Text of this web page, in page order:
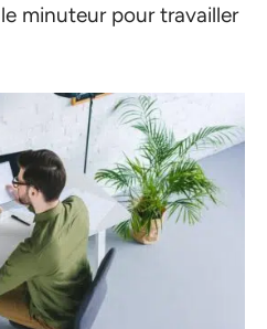
minuteur pour travailler